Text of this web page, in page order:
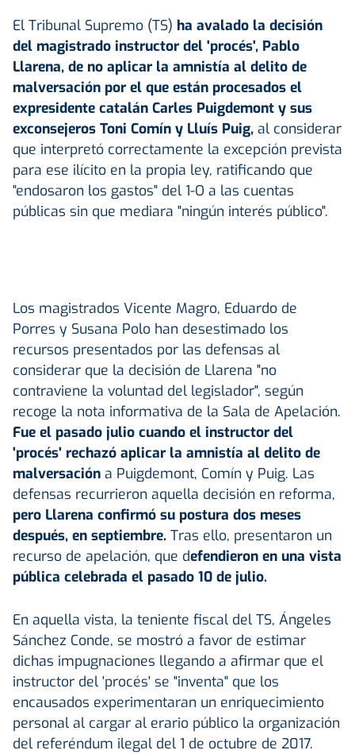
El Tribunal Supremo (TS) ha avalado la decisión
del magistrado instructor del 'procés', Pablo
Llarena, de no aplicar la amnistía al delito de
malversación por el que están procesados el
expresidente catalán Carles Puigdemont y sus
exconsejeros Toni Comín y Lluís Puig, al considerar
que interpretó correctamente la excepción prevista
para ese ilícito en la propia ley, ratificando que
"endosaron los gastos" del 1-O a las cuentas
públicas sin que mediara "ningún interés público".
Los magistrados Vicente Magro, Eduardo de
Porres y Susana Polo han desestimado los
recursos presentados por las defensas al
considerar que la decisión de Llarena "no
contraviene la voluntad del legislador", según
recoge la nota informativa de la Sala de Apelación.
Fue el pasado julio cuando el instructor del
'procés' rechazó aplicar la amnistía al delito de
malversación a Puigdemont, Comín y Puig. Las
defensas recurrieron aquella decisión en reforma,
pero Llarena confirmó su postura dos meses
después, en septiembre. Tras ello, presentaron un
recurso de apelación, que defendieron en una vista
pública celebrada el pasado 10 de julio.
En aquella vista, la teniente fiscal del TS, Ángeles
Sánchez Conde, se mostró a favor de estimar
dichas impugnaciones llegando a afirmar que el
instructor del 'procés' se "inventa" que los
encausados experimentaran un enriquecimiento
personal al cargar al erario público la organización
del referéndum ilegal del 1 de octubre de 2017.